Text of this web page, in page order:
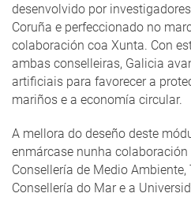
desenvolvido por
Coruña e perfeccionado no
colaboración coa Xunta. Con
ambas conselleiras, Galicia
artificiais para favorecer a
mariños e a economía circular.
A mellora do deseño deste
enmárcase nunha
Consellería de Medio Ambiente,
Consellería do Mar e a